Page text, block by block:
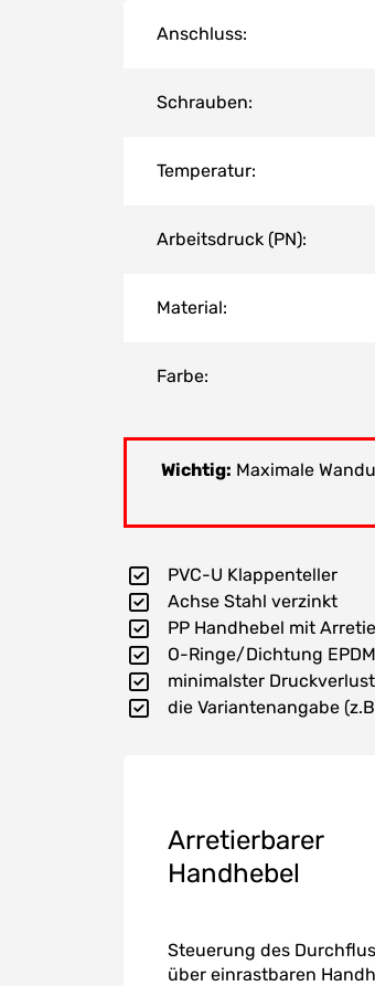
Anschluss:
Schrauben:
Temperatur:
Arbeitsdruck (PN):
Material:
Farbe:
Wichtig: Maximale
PVC-U Klappenteller
Achse Stahl verzinkt
PP Handhebel mit
O-Ringe/Dichtung EPDM
minimalster
die Variantenangabe
Arretierbarer
Handhebel
Steuerung des
über einrastbaren